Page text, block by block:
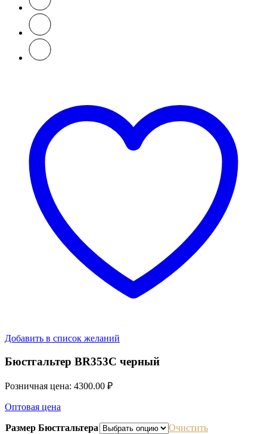
Добавить в список желаний
Бюстгальтер BR353C черный
Розничная цена: 4300.00 ₽
Оптовая цена
Размер Бюстгальтера
Очистить